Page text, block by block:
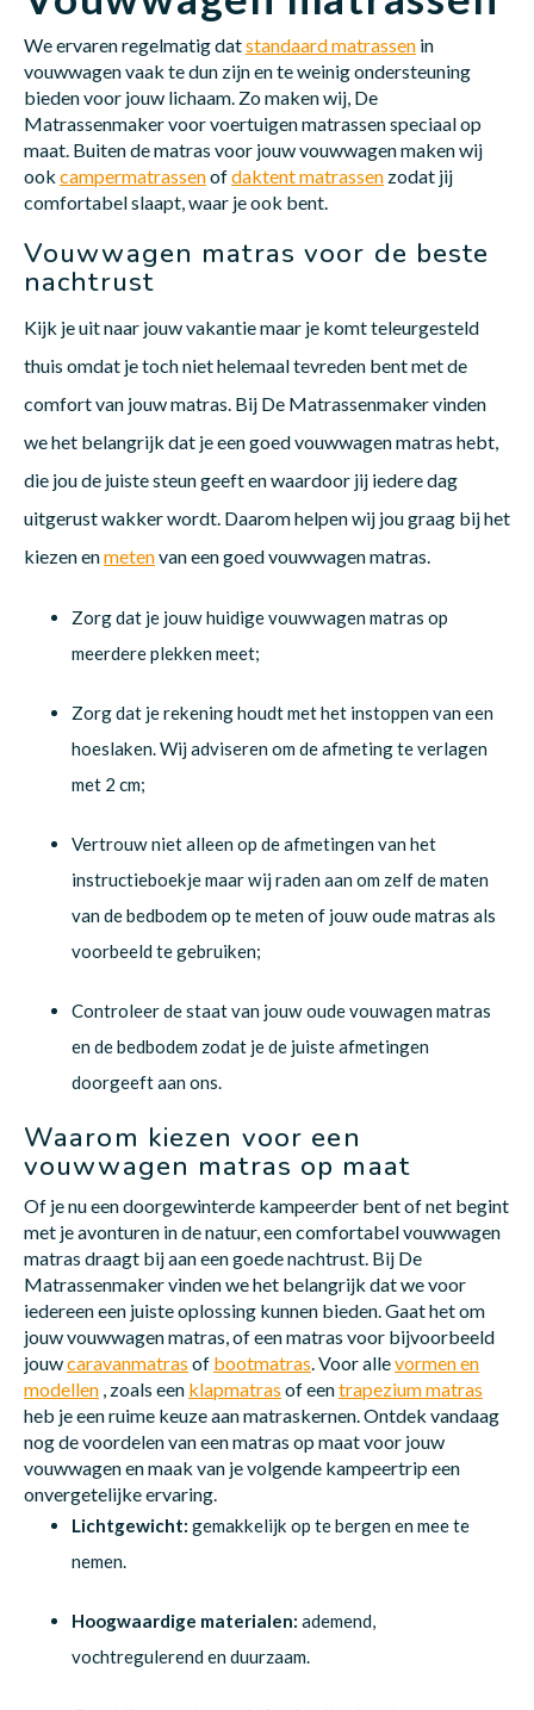
We ervaren regelmatig datstandaard matrassen in
vouwwagen vaak te dun zijn en te weinig ondersteuning
bieden voor jouw lichaam. Zo maken wij, De
Matrassenmaker voor voertuigen matrassen speciaal op
maat. Buiten de matras voor jouw vouwwagen maken wij
ook campermatrassenofdaktent matrassen zodat jij
comfortabel slaapt, waar je ook bent.
Vouwwagen matras voor de beste
nachtrust
Kijk je uit naar jouw vakantie maar je komt teleurgesteld
thuis omdat je toch niet helemaal tevreden bent met de
comfort van jouw matras. Bij De Matrassenmaker vinden
we het belangrijk dat je een goed vouwwagen matras hebt,
die jou de juiste steun geeft en waardoor jij iedere dag
uitgerust wakker wordt. Daarom helpen wij jou graag bij het
kiezen enmetenvan een goed vouwwagen matras.
Zorg dat je jouw huidige vouwwagen matras op
meerdere plekken meet;
Zorg dat je rekening houdt met het instoppen van een
hoeslaken. Wij adviseren om de afmeting te verlagen
met 2 cm;
Vertrouw niet alleen op de afmetingen van het
instructieboekje maar wij raden aan om zelf de maten
van de bedbodem op te meten of jouw oude matras als
voorbeeld te gebruiken;
Controleer de staat van jouw oude vouwagen matras
en de bedbodem zodat je de juiste afmetingen
doorgeeft aan ons.
Waarom kiezen voor een
vouwwagen matras op maat
Of je nu een doorgewinterde kampeerder bent of net begint
met je avonturen in de natuur, een comfortabel vouwwagen
matras draagt bij aan een goede nachtrust. Bij De
Matrassenmaker vinden we het belangrijk dat we voor
iedereen een juiste oplossing kunnen bieden. Gaat het om
jouw vouwwagen matras, of een matras voor bijvoorbeeld
jouwcaravanmatras of bootmatras . Voor allevormen en
modellen , zoals een klapmatras of eentrapezium matras
heb je een ruime keuze aan matraskernen. Ontdek vandaag
nog de voordelen van een matras op maat voor jouw
vouwwagen en maak van je volgende kampeertrip een
onvergetelijke ervaring.
Lichtgewicht: gemakkelijk op te bergen en mee te
nemen.
Hoogwaardige materialen: ademend,
vochtregulerend en duurzaam.